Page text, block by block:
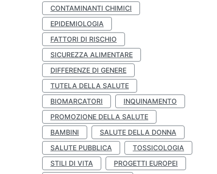
CONTAMINANTI CHIMICI
EPIDEMIOLOGIA
FATTORI DI RISCHIO
SICUREZZA ALIMENTARE
DIFFERENZE DI GENERE
TUTELA DELLA SALUTE
BIOMARCATORI
INQUINAMENTO
PROMOZIONE DELLA SALUTE
BAMBINI
SALUTE DELLA DONNA
SALUTE PUBBLICA
TOSSICOLOGIA
STILI DI VITA
PROGETTI EUROPEI